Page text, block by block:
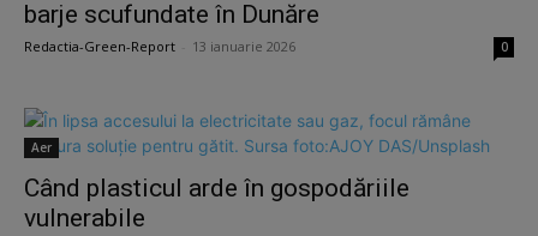
barje scufundate în Dunăre
Redactia-Green-Report 13 ianuarie 2026 0
Aer
Când plasticul arde în gospodăriile
vulnerabile